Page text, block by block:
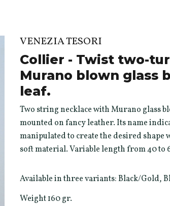
VENEZIA TESORI
Collier - Twist two-
Murano blown glass
leaf.
Two string necklace with Murano glass
mounted on fancy leather. Its name
manipulated to create the desired shape
soft material. Variable length from 40 to
Available in three variants: Black/Gold,
Weight 160 gr.